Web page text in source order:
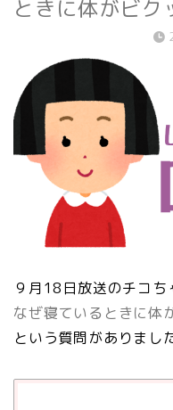
ときに体がビク
９月18日放送のチコ
なぜ寝ているときに体
という質問がありまし